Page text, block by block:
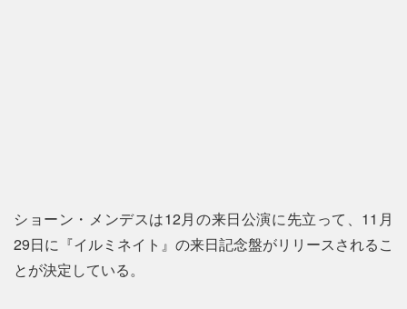
ショーン・メンデスは12月の来日公演に先立って、11月
29日に『イルミネイト』の来日記念盤がリリースされるこ
とが決定している。